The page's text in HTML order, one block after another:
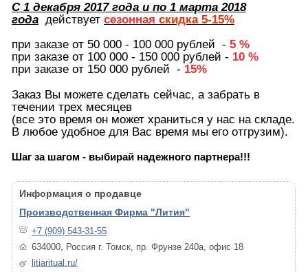
С 1 декабря 2017 года и по 1 марта 2018
года действует сезонная скидка 5-15%
при заказе от 50 000 - 100 000 рублей - 5 %
при заказе от 100 000 - 150 000 рублей - 10 %
при заказе от 150 000 рублей - 15%
Заказ Вы можете сделать сейчас, а забрать в
течении трех месяцев
(все это время он может храниться у нас на складе.
В любое удобное для Вас время мы его отгрузим).
Шаг за шагом - выбирай надежного партнера!!!
Информация о продавце
Производственная Фирма "Лития"
+7 (909) 543-31-55
634000, Россия г. Томск, пр. Фрунзе 240а, офис 18
litiaritual.ru/